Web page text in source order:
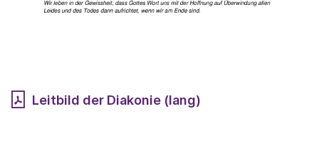
Leitbild der Diakonie (lang)